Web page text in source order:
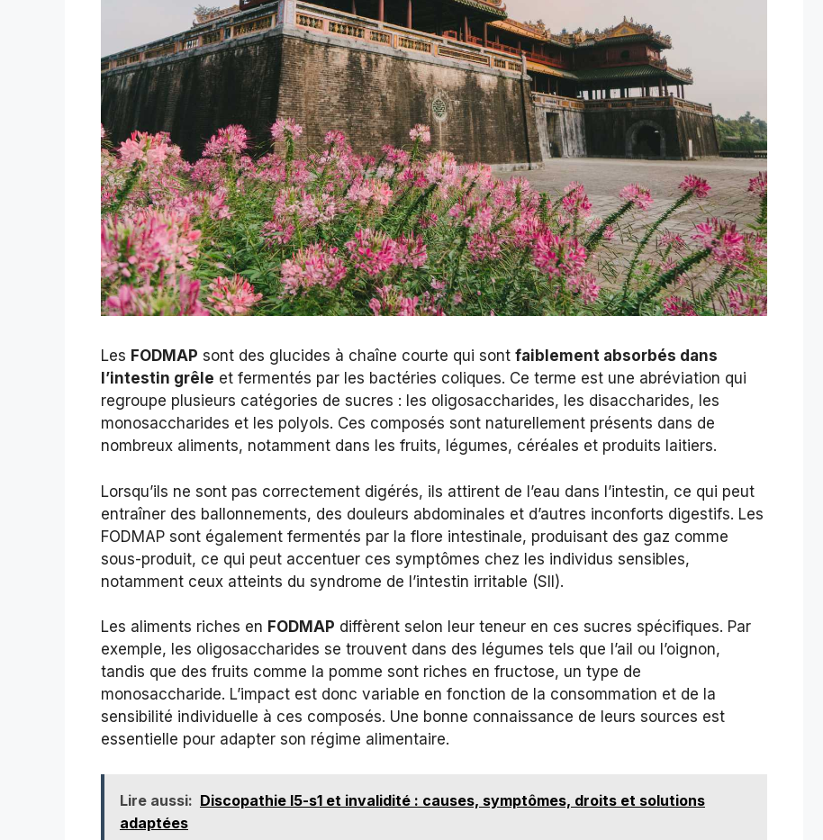
Les FODMAP sont des glucides à chaîne courte qui sont faiblement absorbés dans
l’intestin grêle et fermentés par les bactéries coliques. Ce terme est une abréviation qui
regroupe plusieurs catégories de sucres : les oligosaccharides, les disaccharides, les
monosaccharides et les polyols. Ces composés sont naturellement présents dans de
nombreux aliments, notamment dans les fruits, légumes, céréales et produits laitiers.
Lorsqu’ils ne sont pas correctement digérés, ils attirent de l’eau dans l’intestin, ce qui peut
entraîner des ballonnements, des douleurs abdominales et d’autres inconforts digestifs. Les
FODMAP sont également fermentés par la flore intestinale, produisant des gaz comme
sous-produit, ce qui peut accentuer ces symptômes chez les individus sensibles,
notamment ceux atteints du syndrome de l’intestin irritable (SII).
Les aliments riches en FODMAP diffèrent selon leur teneur en ces sucres spécifiques. Par
exemple, les oligosaccharides se trouvent dans des légumes tels que l’ail ou l’oignon,
tandis que des fruits comme la pomme sont riches en fructose, un type de
monosaccharide. L’impact est donc variable en fonction de la consommation et de la
sensibilité individuelle à ces composés. Une bonne connaissance de leurs sources est
essentielle pour adapter son régime alimentaire.
Lire aussi: Discopathie l5-s1 et invalidité : causes, symptômes, droits et solutions
adaptées